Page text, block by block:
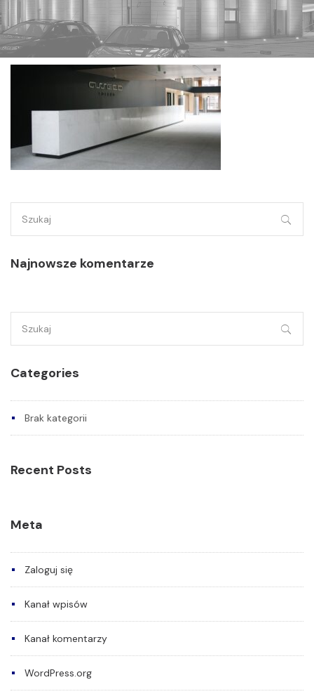
Najnowsze komentarze
Categories
Brak kategorii
Recent Posts
Meta
Zaloguj się
Kanał wpisów
Kanał komentarzy
WordPress.org